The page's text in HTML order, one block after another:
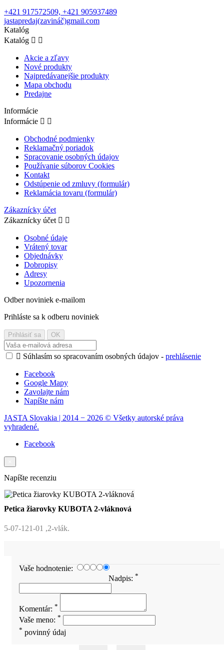
+421 917572509, +421 905937489
jastapredaj(zavináč)gmail.com
Katalóg
Katalóg  
Akcie a zľavy
Nové produkty
Najpredávanejšie produkty
Mapa obchodu
Predajne
Informácie
Informácie  
Obchodné podmienky
Reklamačný poriadok
Spracovanie osobných údajov
Používanie súborov Cookies
Kontakt
Odstúpenie od zmluvy (formulár)
Reklamácia tovaru (formulár)
Zákaznícky účet
Zákaznícky účet  
Osobné údaje
Vrátený tovar
Objednávky
Dobropisy
Adresy
Upozornenia
Odber noviniek e-mailom
Prihláste sa k odberu noviniek
 Súhlasím so spracovaním osobných údajov - prehlásenie
Facebook
Google Mapy
Zavolajte nám
Napíšte nám
JASTA Slovakia | 2014 − 2026 © Všetky autorské práva
vyhradené.
Facebook
Napíšte recenziu
Petica žiarovky KUBOTA 2-vláknová
5-07-121-01 ,2-vlák.
Vaše hodnotenie:
Nadpis: *
Komentár: *
Vaše meno: *
* povinný údaj